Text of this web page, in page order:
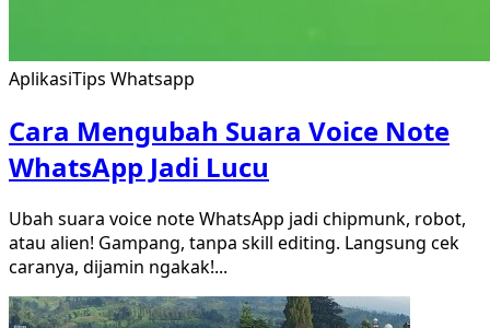
AplikasiTips Whatsapp
Cara Mengubah Suara Voice Note
WhatsApp Jadi Lucu
Ubah suara voice note WhatsApp jadi chipmunk, robot,
atau alien! Gampang, tanpa skill editing. Langsung cek
caranya, dijamin ngakak!...